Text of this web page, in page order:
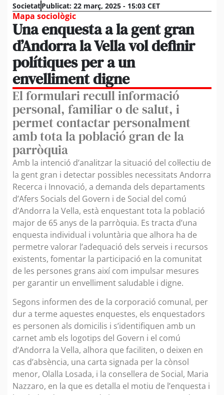
SocietatPublicat: 22 març, 2025 - 15:03 CET
Mapa sociològic
Una enquesta a la gent gran
d’Andorra la Vella vol definir
polítiques per a un
envelliment digne
El formulari recull informació
personal, familiar o de salut, i
permet contactar personalment
amb tota la població gran de la
parròquia
Amb la intenció d’analitzar la situació del col·lectiu de
la gent gran i detectar possibles necessitats Andorra
Recerca i Innovació, a demanda dels departaments
d’Afers Socials del Govern i de Social del comú
d’Andorra la Vella, està enquestant tota la població
major de 65 anys de la parròquia. Es tracta d’una
enquesta individual i voluntària que alhora ha de
permetre valorar l’adequació dels serveis i recursos
existents, fomentar la participació en la comunitat
de les persones grans així com impulsar mesures
per garantir un envelliment saludable i digne.
Segons informen des de la corporació comunal, per
dur a terme aquestes enquestes, els enquestadors
es personen als domicilis i s’identifiquen amb un
carnet amb els logotips del Govern i el comú
d’Andorra la Vella, alhora que faciliten, o deixen en
cas d’absència, una carta signada per la cònsol
menor, Olalla Losada, i la consellera de Social, Maria
Nazzaro, en la que es detalla el motiu de l’enquesta i